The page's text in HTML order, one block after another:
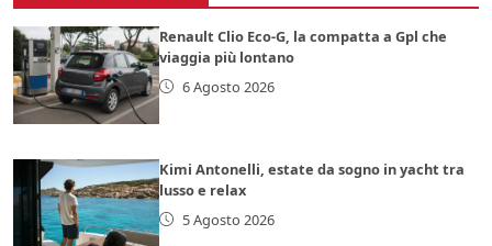
Renault Clio Eco-G, la compatta a Gpl che
viaggia più lontano
6 Agosto 2026
Kimi Antonelli, estate da sogno in yacht tra
lusso e relax
5 Agosto 2026